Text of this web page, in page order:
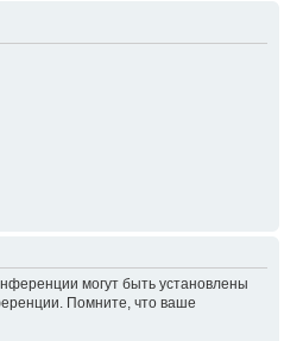
могут быть установлены
Помните, что ваше